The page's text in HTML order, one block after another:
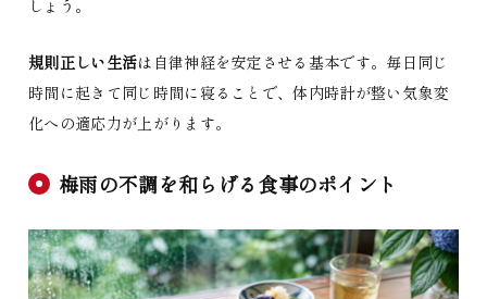
しょう。
規則正しい生活は自律神経を安定させる基本です。毎日同じ
時間に起きて同じ時間に寝ることで、体内時計が整い気象変
化への適応力が上がります。
梅雨の不調を和らげる食事のポイント